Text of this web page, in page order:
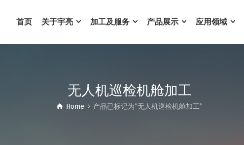
首页 关于宇亮 加工及服务 产品展示 应用领域
无人机巡检机舱加工
Home 产品已标记为“无人机巡检机舱加工”